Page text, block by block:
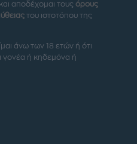
αποδέχομαι τους όρους
του ιστοτόπου της
άνω των 18 ετών ή ότι
γονέα ή κηδεμόνα ή